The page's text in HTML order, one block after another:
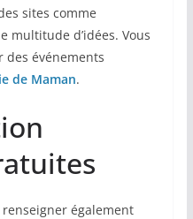
sites comme
multitude d’idées. Vous
des événements
de Maman.
renseigner également